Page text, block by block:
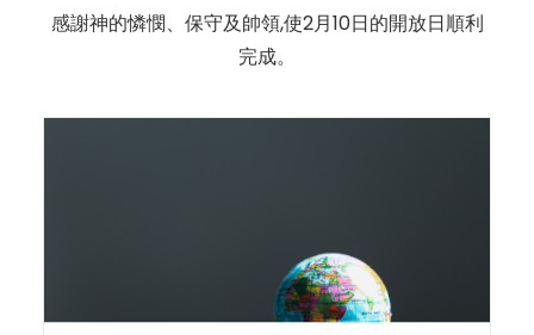
感謝神的憐憫、保守及帥領,使2月10日的開放日順利
完成。